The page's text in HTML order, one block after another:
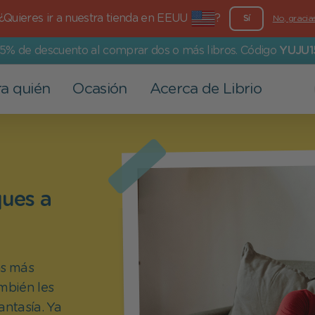
¿Quieres ir a nuestra tienda en EEUU ? Sí No,
de descuento al comprar dos o más libros. Código
Tarjetas de felicitación
Láminas personalizadas
quién
Mamá
Pareja
Ocasión
San Valentín
Bautizo
Día del Niño
Acerca de Librio
Más que un libro
Compromiso medioambiental
a
más
les
Ya